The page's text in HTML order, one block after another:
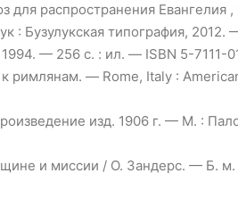
распространения Евангелия
Бузулукская типография, 2012.
— 256 с. : ил. — ISBN 5-7111-
римлянам. — Rome, Italy :
изд. 1906 г. — М. :
и миссии / О. Зандерс. — Б.